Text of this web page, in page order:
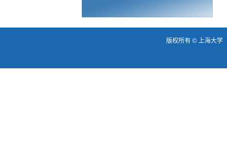
版权所有 © 上海大学